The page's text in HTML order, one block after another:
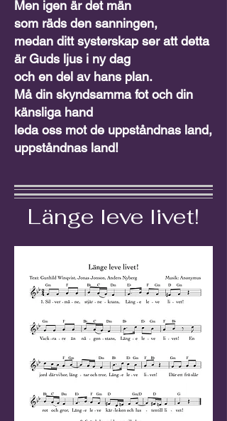
Men igen är det män
som räds den sanningen,
medan ditt systerskap ser att detta
är Guds ljus i ny dag
och en del av hans plan.
Må din skyndsamma fot och din
känsliga hand
leda oss mot de uppståndnas land,
uppståndnas land!
Länge leve livet!